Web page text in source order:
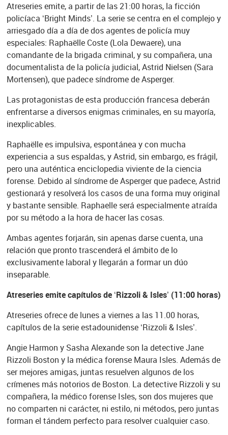
Atreseries emite, a partir de las 21:00 horas, la ficción
policíaca ‘Bright Minds’. La serie se centra en el complejo y
arriesgado día a día de dos agentes de policía muy
especiales: Raphaëlle Coste (Lola Dewaere), una
comandante de la brigada criminal, y su compañera, una
documentalista de la policía judicial, Astrid Nielsen (Sara
Mortensen), que padece síndrome de Asperger.
Las protagonistas de esta producción francesa deberán
enfrentarse a diversos enigmas criminales, en su mayoría,
inexplicables.
Raphaëlle es impulsiva, espontánea y con mucha
experiencia a sus espaldas, y Astrid, sin embargo, es frágil,
pero una auténtica enciclopedia viviente de la ciencia
forense. Debido al síndrome de Asperger que padece, Astrid
gestionará y resolverá los casos de una forma muy original
y bastante sensible. Raphaelle será especialmente atraída
por su método a la hora de hacer las cosas.
Ambas agentes forjarán, sin apenas darse cuenta, una
relación que pronto trascenderá el ámbito de lo
exclusivamente laboral y llegarán a formar un dúo
inseparable.
Atreseries emite capítulos de ‘Rizzoli & Isles’ (11:00 horas)
Atreseries ofrece de lunes a viernes a las 11.00 horas,
capítulos de la serie estadounidense ‘Rizzoli & Isles’.
Angie Harmon y Sasha Alexande son la detective Jane
Rizzoli Boston y la médica forense Maura Isles. Además de
ser mejores amigas, juntas resuelven algunos de los
crímenes más notorios de Boston. La detective Rizzoli y su
compañera, la médico forense Isles, son dos mujeres que
no comparten ni carácter, ni estilo, ni métodos, pero juntas
forman el tándem perfecto para resolver cualquier caso.